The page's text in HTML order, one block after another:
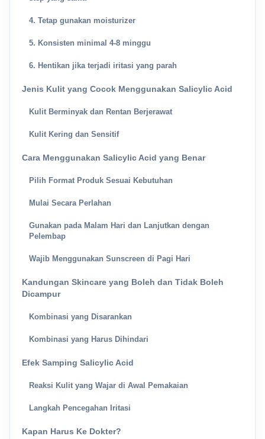
4. Tetap gunakan moisturizer
5. Konsisten minimal 4-8 minggu
6. Hentikan jika terjadi iritasi yang parah
Jenis Kulit yang Cocok Menggunakan Salicylic Acid
Kulit Berminyak dan Rentan Berjerawat
Kulit Kering dan Sensitif
Cara Menggunakan Salicylic Acid yang Benar
Pilih Format Produk Sesuai Kebutuhan
Mulai Secara Perlahan
Gunakan pada Malam Hari dan Lanjutkan dengan
Pelembap
Wajib Menggunakan Sunscreen di Pagi Hari
Kandungan Skincare yang Boleh dan Tidak Boleh
Dicampur
Kombinasi yang Disarankan
Kombinasi yang Harus Dihindari
Efek Samping Salicylic Acid
Reaksi Kulit yang Wajar di Awal Pemakaian
Langkah Pencegahan Iritasi
Kapan Harus Ke Dokter?